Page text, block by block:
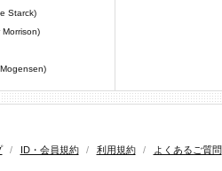
Starck)
Morrison)
/ ID・会員規約 / 利用規約 / よくあるご質問